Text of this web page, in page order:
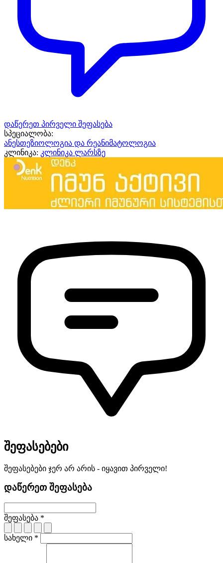
დაწერეთ პირველი შეფასება
სპეციალობა:
ანესთეზიოლოგია და რეანიმატოლოგია
კლინიკა: კლინიკა ლარსზე
შეფასებები
შეფასებები ჯერ არ არის - იყავით პირველი!
დაწერეთ შეფასება
შეფასება *
სახელი *